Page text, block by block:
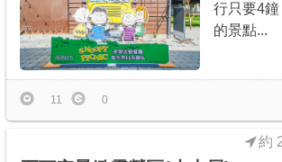
行只要4
的景點...
11 0
約